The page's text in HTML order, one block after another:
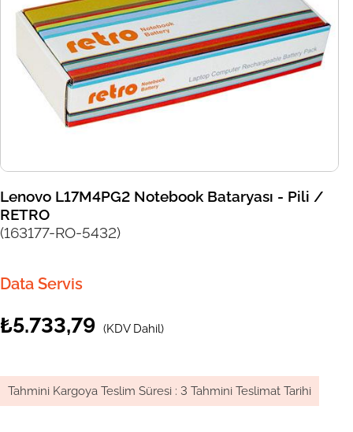
Lenovo L17M4PG2 Notebook Bataryası - Pili /
RETRO
(163177-RO-5432)
Data Servis
₺5.733,79 (KDV Dahil)
Tahmini Kargoya Teslim Süresi : 3 Tahmini Teslimat Tarihi